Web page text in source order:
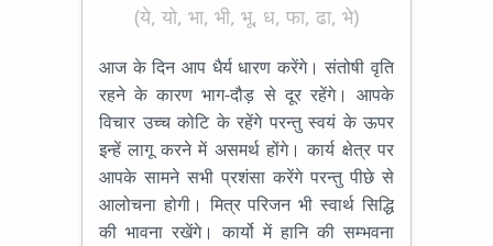
(ये, यो, भा, भी, भू, ध, फा, ढा, भे)
आज के दिन आप धैर्य धारण करेंगे। संतोषी वृति
रहने के कारण भाग-दौड़ से दूर रहेंगे। आपके
विचार उच्च कोटि के रहेंगे परन्तु स्वयं के ऊपर
इन्हें लागू करने में असमर्थ होंगे। कार्य क्षेत्र पर
आपके सामने सभी प्रशंसा करेंगे परन्तु पीछे से
आलोचना होगी। मित्र परिजन भी स्वार्थ सिद्धि
की भावना रखेंगे। कार्यो में हानि की सम्भवना